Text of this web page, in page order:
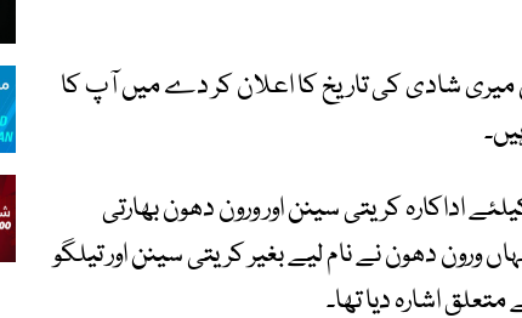
شادی کی تاریخ کا اعلان کر دے میں آپ کا
اداکارہ کریتی سینن اور ورون دھون بھارتی
دھون نے نام لیے بغیر کریتی سینن اور تیلگو
اشارہ دیا تھا۔